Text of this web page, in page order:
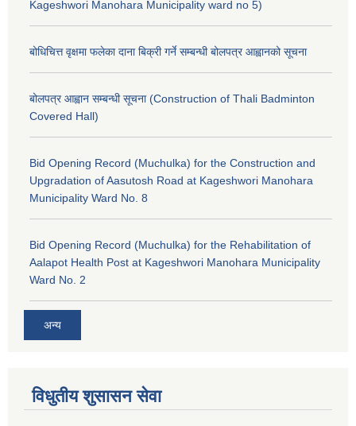
Kageshwori Manohara Municipality ward no 5)
बोधिचित्त वृक्षमा फलेका दाना बिक्री गर्ने सम्बन्धी बोलपत्र आह्वानको सूचना
बोलपत्र आह्वान सम्बन्धी सूचना (Construction of Thali Badminton
Covered Hall)
Bid Opening Record (Muchulka) for the Construction and
Upgradation of Aasutosh Road at Kageshwori Manohara
Municipality Ward No. 8
Bid Opening Record (Muchulka) for the Rehabilitation of
Aalapot Health Post at Kageshwori Manohara Municipality
Ward No. 2
अन्य
विधुतीय शुसासन सेवा